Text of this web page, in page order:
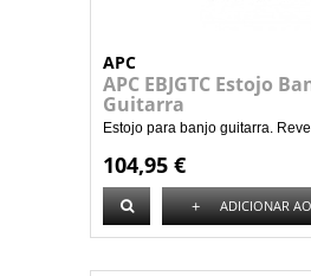
APC
APC EBJGTC Estojo
Guitarra
Estojo para banjo guitarra.
104,95 €
+ ADICIONAR